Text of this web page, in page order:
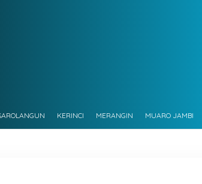
KERINCI MERANGIN MUARO JAMBI